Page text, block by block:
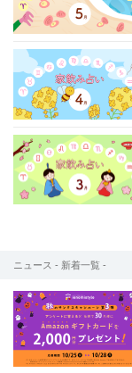
ニュース - 新着一覧 -